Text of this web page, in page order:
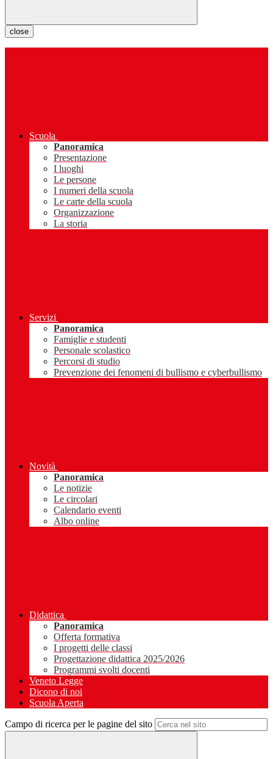
close
Scuola
Panoramica
Presentazione
I luoghi
Le persone
I numeri della scuola
Le carte della scuola
Organizzazione
La storia
Servizi
Panoramica
Famiglie e studenti
Personale scolastico
Percorsi di studio
Prevenzione dei fenomeni di bullismo e cyberbullismo
Novità
Panoramica
Le notizie
Le circolari
Calendario eventi
Albo online
Didattica
Panoramica
Offerta formativa
I progetti delle classi
Progettazione didattica 2025/2026
Programmi svolti docenti
Veneto Legge
Dicono di noi
Scuola Aperta
Campo di ricerca per le pagine del sito